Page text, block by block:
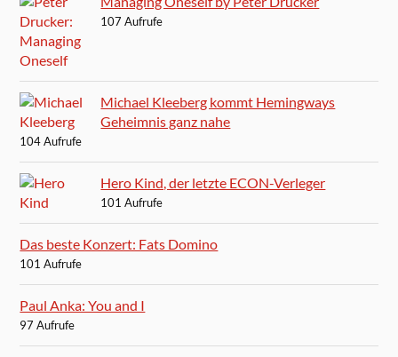
107 Aufrufe
Michael Kleeberg kommt Hemingways
Geheimnis ganz nahe
104 Aufrufe
Hero Kind, der letzte ECON-Verleger
101 Aufrufe
Das beste Konzert: Fats Domino
101 Aufrufe
Paul Anka: You and I
97 Aufrufe